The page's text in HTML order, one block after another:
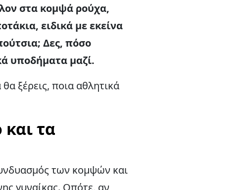
στα κομψά ρούχα,
ειδικά με εκείνα
Δες, πόσο
υποδήματα μαζί.
ξέρεις, ποια αθλητικά
τα
των κομψών και
γυναίκας. Οπότε, αν